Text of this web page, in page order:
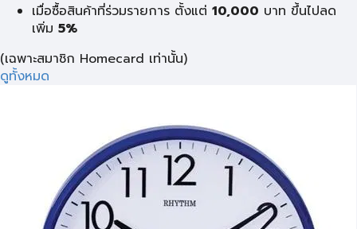
เมื่อซื้อสินค้าที่ร่วมรายการ ตั้งแต่ 10,000 บาท ขึ้นไปลด
เพิ่ม 5%
(เฉพาะสมาชิก Homecard เท่านั้น)
ดูทั้งหมด